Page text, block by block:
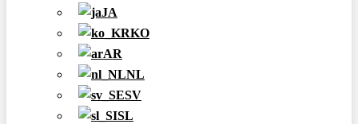
JA
KO
AR
NL
SV
SL